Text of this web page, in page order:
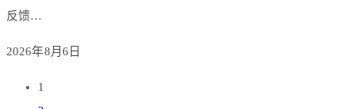
反馈…
2026年8月6日
1